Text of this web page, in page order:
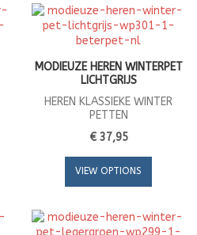
MODIEUZE HEREN WINTERPET
LICHTGRIJS
HEREN KLASSIEKE WINTER
PETTEN
€ 37,95
VIEW OPTIONS